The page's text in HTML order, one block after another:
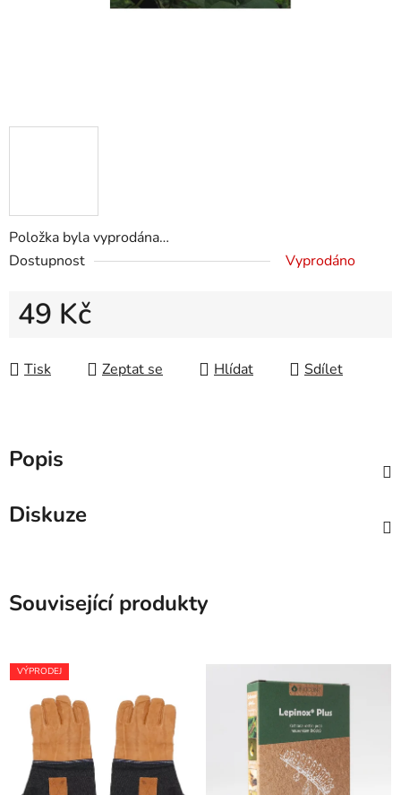
Položka byla vyprodána…
Dostupnost
Vyprodáno
49 Kč
Tisk
Zeptat se Hlídat Sdílet
Popis
Diskuze
Související produkty
VÝPRODEJ